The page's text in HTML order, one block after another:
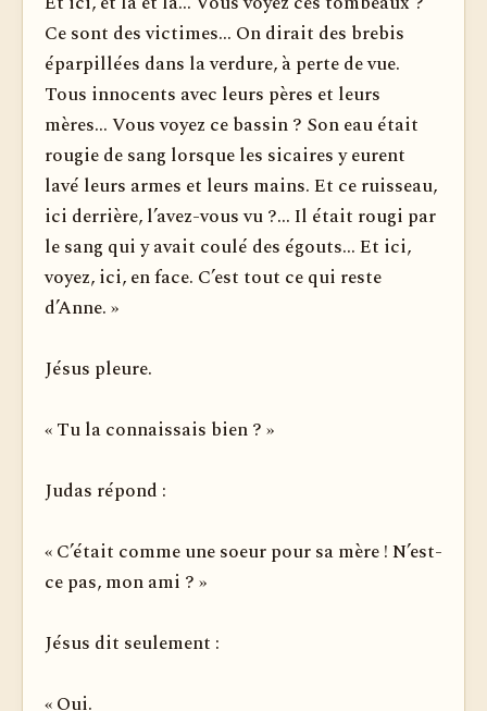
Ce sont des vic­times... On dirait des brebis
éparpillées dans la verdure, à perte de vue.
Tous innocents avec leurs pères et leurs
mères... Vous voyez ce bassin ? Son eau était
rougie de sang lorsque les si­caires y eurent
lavé leurs armes et leurs mains. Et ce ruisseau,
ici derrière, l’avez-vous vu ?... Il était rougi par
le sang qui y avait coulé des égouts... Et ici,
voyez, ici, en face. C’est tout ce qui reste
d’Anne. »
Jésus pleure.
« Tu la connaissais bien ? »
Judas répond :
« C’était comme une soeur pour sa mère ! N’est-
ce pas, mon ami ? »
Jésus dit seulement :
« Oui.